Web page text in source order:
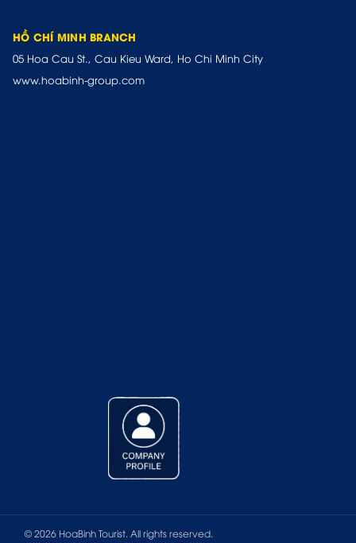
HỒ CHÍ MINH BRANCH
05 Hoa Cau St., Cau Kieu Ward, Ho Chi Minh City
www.hoabinh-group.com
© 2026 HoaBinh Tourist. All rights reserved.